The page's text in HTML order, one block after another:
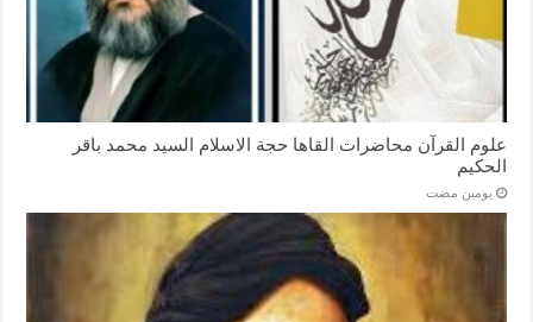
علوم القرآن محاضرات القاها حجة الاسلام السيد محمد باقر
الحكيم
‏يومين مضت